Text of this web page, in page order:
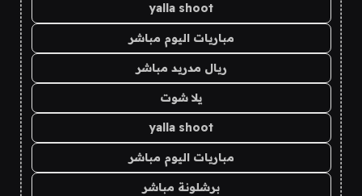
yalla shoot
مباريات اليوم مباشر
ريال مدريد مباشر
يلا شوت
yalla shoot
مباريات اليوم مباشر
برشلونة مباشر